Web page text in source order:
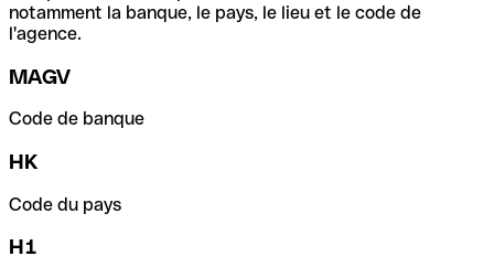
notamment la banque, le pays, le lieu et le code de
l'agence.
MAGV
Code de banque
HK
Code du pays
H1